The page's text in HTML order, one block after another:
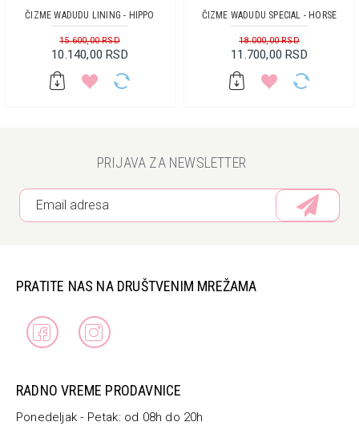
ČIZME WADUDU LINING - HIPPO
10.140,00 RSD
15.600,00 RSD
ČIZME WADUDU SPECIAL - HORSE
11.700,00 RSD
18.000,00 RSD
PRIJAVA ZA NEWSLETTER
PRATITE NAS NA DRUŠTVENIM MREŽAMA
RADNO VREME PRODAVNICE
Ponedeljak - Petak: od 08h do 20h